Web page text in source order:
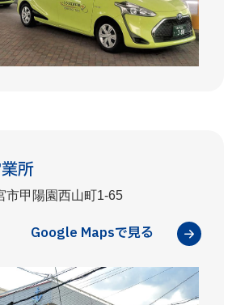
所
市甲陽園西山町1-65
Google Mapsで見る